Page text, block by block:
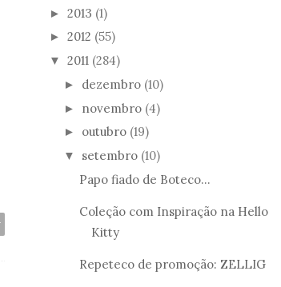
► 2013 (1)
► 2012 (55)
▼ 2011 (284)
► dezembro (10)
► novembro (4)
► outubro (19)
▼ setembro (10)
Papo fiado de Boteco...
Coleção com Inspiração na Hello
Kitty
Repeteco de promoção: ZELLIG